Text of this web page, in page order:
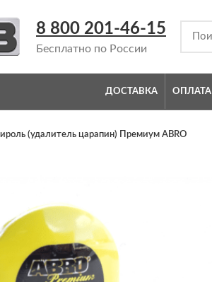
8 800 201-46-15
Бесплатно по России
ДОСТАВКА ОПЛАТА
(удалитель царапин) Премиум ABRO